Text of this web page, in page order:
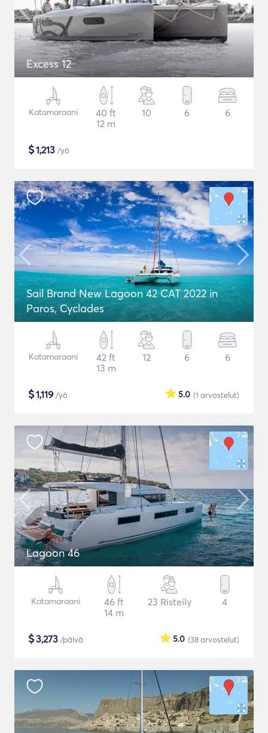
Excess 12
Katamaraani
40 ft
12 m
10 6 6
$1,213 /yö
Sail Brand New Lagoon 42 CAT 2022 in
Paros, Cyclades
Katamaraani
42 ft
13 m
12 6 6
$1,119 /yö (1 arvostelut)
5.0
Lagoon 46
Katamaraani
46 ft
14 m
23 Risteily 4
$3,273 /päivä (38arvostelut)
5.0